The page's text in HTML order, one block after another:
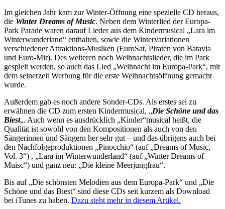
Im gleichen Jahr kam zur Winter-Öffnung eine spezielle CD heraus,
die Winter Dreams of Music. Neben dem Winterlied der Europa-
Park Parade waren darauf Lieder aus dem Kindermusical „Lara im
Winterwunderland“ enthalten, sowie die Wintervariationen
verschiedener Attraktions-Musiken (EuroSat, Piraten von Batavia
und Euro-Mir). Des weiteren noch Weihnachtslieder, die im Park
gespielt werden, so auch das Lied „Weihnacht im Europa-Park“, mit
dem seinerzeit Werbung für die erste Weihnachtsöffnung gemacht
wurde.
Außerdem gab es noch andere Sonder-CDs. Als erstes sei zu
erwähnen die CD zum ersten Kindermusical, „Die Schöne und das
Biest„. Auch wenn es ausdrücklich „Kinder“musical heißt, die
Qualität ist sowohl von den Kompositionen als auch von den
Sängerinnen und Sängern her sehr gut – und das übrigens auch bei
den Nachfolgeproduktionen „Pinocchio“ (auf „Dreams of Music,
Vol. 3“) , „Lara im Winterwunderland“ (auf „Winter Dreams of
Muisc“) und ganz neu: „Die kleine Meerjungfrau“.
Bis auf „Die schönsten Melodien aus dem Europa-Park“ und „Die
Schöne und das Biest“ sind diese CDs seit kurzem als Download
bei iTunes zu haben. Dazu steht mehr in diesem Artikel.